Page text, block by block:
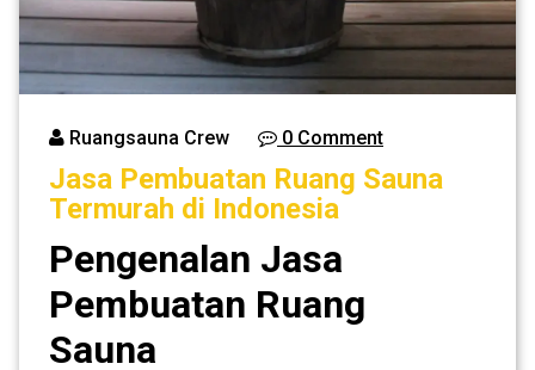
Ruangsauna Crew 0 Comment
Jasa Pembuatan Ruang Sauna
Termurah di Indonesia
Pengenalan Jasa
Pembuatan Ruang
Sauna